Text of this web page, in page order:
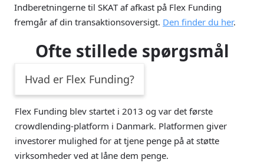
Indberetningerne til SKAT af afkast på Flex Funding
fremgår af din transaktionsoversigt. Den finder du her.
Ofte stillede spørgsmål
Hvad er Flex Funding?
Flex Funding blev startet i 2013 og var det første
crowdlending-platform i Danmark. Platformen giver
investorer mulighed for at tjene penge på at støtte
virksomheder ved at låne dem penge.